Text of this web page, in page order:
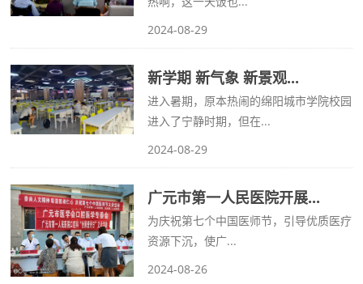
2024-08-29
新学期 新气象 新景观...
进入暑期，原本热闹的绵阳城市学院校园
进入了宁静时期，但在...
2024-08-29
广元市第一人民医院开展...
为庆祝第七个中国医师节，引导优质医疗
资源下沉，使广...
2024-08-26